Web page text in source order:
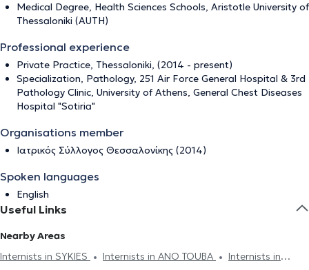
Medical Degree, Health Sciences Schools, Aristotle University of
Thessaloniki (AUTH)
Professional experience
Private Practice, Thessaloniki, (2014 - present)
Specialization, Pathology, 251 Air Force General Hospital & 3rd
Pathology Clinic, University of Athens, General Chest Diseases
Hospital "Sotiria"
Organisations member
Ιατρικός Σύλλογος Θεσσαλονίκης (2014)
Spoken languages
English
Useful Links
Nearby Areas
Internists in SYKIES
Internists in ANO TOUBA
Internists in